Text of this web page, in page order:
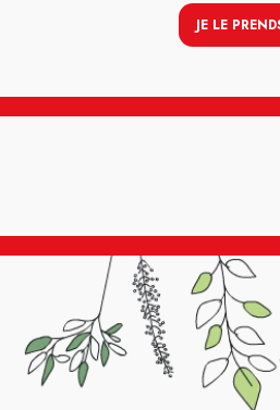
JE LE